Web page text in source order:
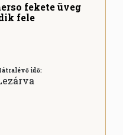
fekete üveg
fele
idő: